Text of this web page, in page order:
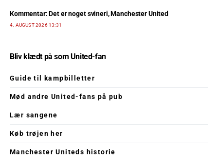
Kommentar: Det er noget svineri, Manchester United
4. AUGUST 2026 13:31
Bliv klædt på som United-fan
Guide til kampbilletter
Mød andre United-fans på pub
Lær sangene
Køb trøjen her
Manchester Uniteds historie